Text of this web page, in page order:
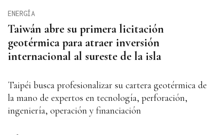
Taiwán abre su primera licitación
geotérmica para atraer inversión
internacional al sureste de la isla
ENERGÍA
Taipéi busca profesionalizar su cartera geotérmica de
la mano de expertos en tecnología, perforación,
ingeniería, operación y financiación